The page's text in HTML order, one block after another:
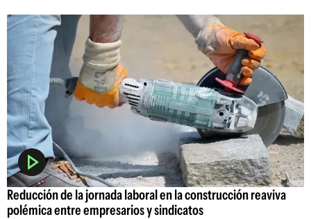
Reducción de la jornada laboral en la construcción reaviva
polémica entre empresarios y sindicatos